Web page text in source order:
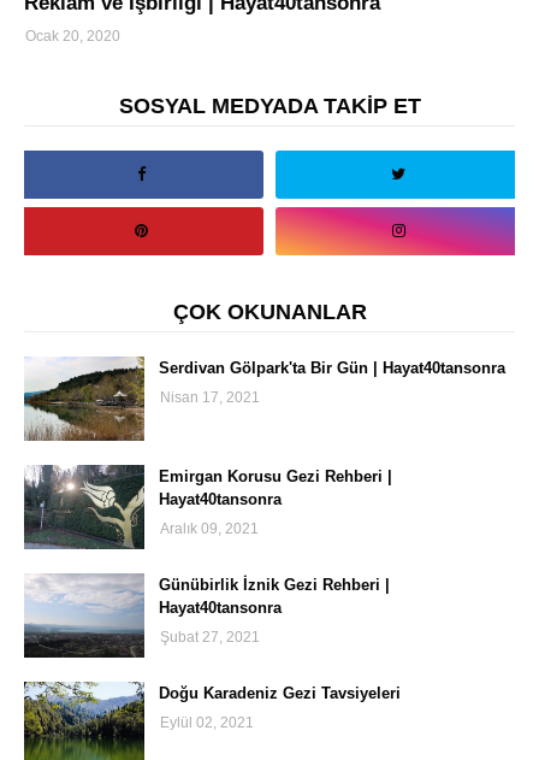
Ocak 20, 2020
SOSYAL MEDYADA TAKİP ET
ÇOK OKUNANLAR
Serdivan Gölpark'ta Bir Gün | Hayat40tansonra
Nisan 17, 2021
Emirgan Korusu Gezi Rehberi |
Hayat40tansonra
Aralık 09, 2021
Günübirlik İznik Gezi Rehberi |
Hayat40tansonra
Şubat 27, 2021
Doğu Karadeniz Gezi Tavsiyeleri
Eylül 02, 2021